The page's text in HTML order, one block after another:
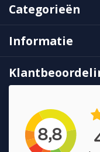
Categorieën
Informatie